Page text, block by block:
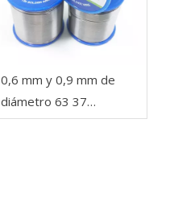
0,6 mm y 0,9 mm de
diámetro 63 37
Soldadura de alambre